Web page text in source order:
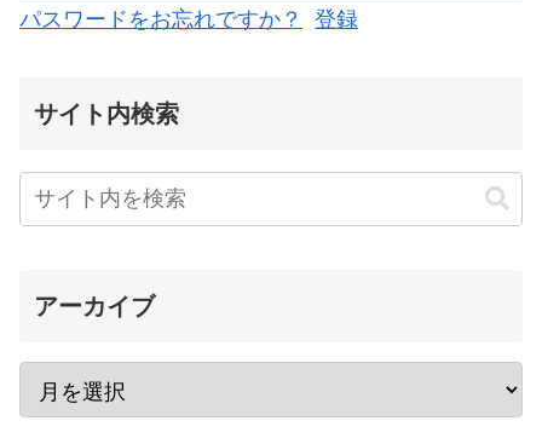
パスワードをお忘れですか？ 登録
サイト内検索
アーカイブ